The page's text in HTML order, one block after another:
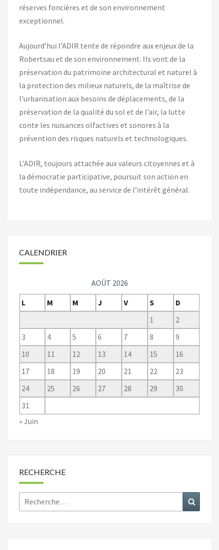
réserves foncières et de son environnement
exceptionnel.
Aujourd’hui l’ADIR tente de répondre aux enjeux de la
Robertsau et de son environnement. Ils vont de la
préservation du patrimoine architectural et naturel à
la protection des milieux naturels, de la maîtrise de
l’urbanisation aux besoins de déplacements, de la
préservation de la qualité du sol et de l’air, la lutte
conte les nuisances olfactives et sonores à la
prévention des risques naturels et technologiques.
L’ADIR, toujours attachée aux valeurs citoyennes et à
la démocratie participative, poursuit son action en
toute indépendance, au service de l’intérêt général.
CALENDRIER
AOÛT 2026
L
M M J V S
D
1
2
3
4 5 6 7 8
9
10
11 12 13 14 15
16
17
18 19 20 21 22
23
24
25 26 27 28 29
30
31
« Juin
RECHERCHE
Rechercher :